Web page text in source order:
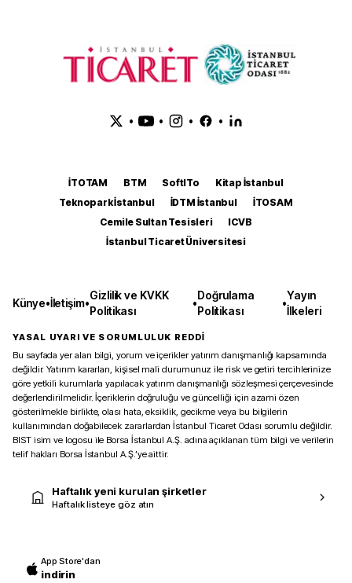
• • • •
İTOTAM BTM SoftITo
Kitap İstanbul
Teknopark İstanbul
İDTM İstanbul
İTOSAM
Cemile Sultan Tesisleri
ICVB
İstanbul Ticaret Üniversitesi
Künye•İletişim•
Gizlilik ve KVKK
Politikası
•
Doğrulama
Politikası
•
Yayın
İlkeleri
YASAL UYARI VE SORUMLULUK REDDİ
Bu sayfada yer alan bilgi, yorum ve içerikler yatırım danışmanlığı kapsamında
değildir. Yatırım kararları, kişisel mali durumunuz ile risk ve getiri tercihlerinize
göre yetkili kurumlarla yapılacak yatırım danışmanlığı sözleşmesi çerçevesinde
değerlendirilmelidir. İçeriklerin doğruluğu ve güncelliği için azami özen
gösterilmekle birlikte, olası hata, eksiklik, gecikme veya bu bilgilerin
kullanımından doğabilecek zararlardan İstanbul Ticaret Odası sorumlu değildir.
BIST isim ve logosu ile Borsa İstanbul A.Ş. adına açıklanan tüm bilgi ve verilerin
telif hakları Borsa İstanbul A.Ş.’ye aittir.
Haftalık yeni kurulan şirketler
Haftalık listeye göz atın
App Store'dan
indirin